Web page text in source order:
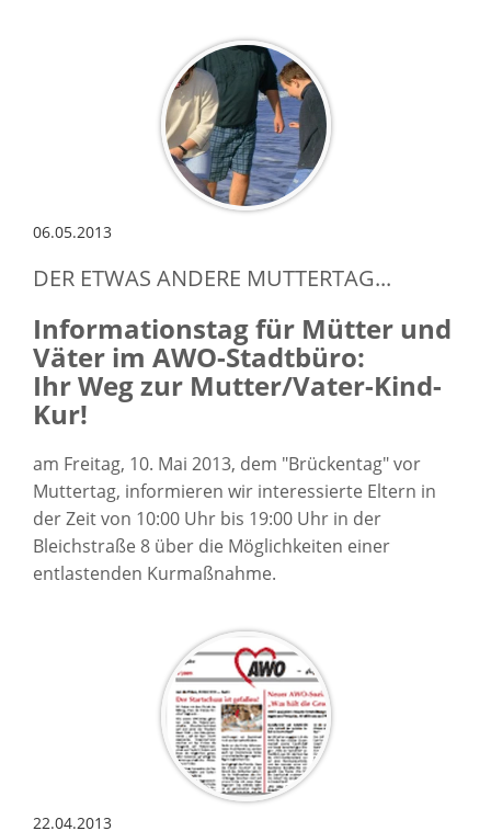
06.05.2013
DER ETWAS ANDERE MUTTERTAG...
Informationstag für Mütter und
Väter im AWO-Stadtbüro:
Ihr Weg zur Mutter/Vater-Kind-
Kur!
am Freitag, 10. Mai 2013, dem "Brückentag" vor
Muttertag, informieren wir interessierte Eltern in
der Zeit von 10:00 Uhr bis 19:00 Uhr in der
Bleichstraße 8 über die Möglichkeiten einer
entlastenden Kurmaßnahme.
22.04.2013